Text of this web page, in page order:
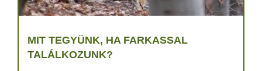
MIT TEGYÜNK, HA FARKASSAL
TALÁLKOZUNK?